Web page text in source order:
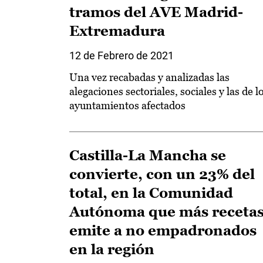
tramos del AVE Madrid-
Extremadura
12 de Febrero de 2021
Una vez recabadas y analizadas las
alegaciones sectoriales, sociales y las de
ayuntamientos afectados
Castilla-La Mancha se
convierte, con un 23% del
total, en la Comunidad
Autónoma que más
emite a no empadronados
en la región